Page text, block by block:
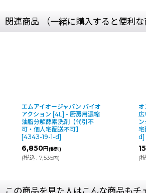
関連商品 （一緒に購入すると便利
エムアイオージャパン バイオ
アクション [4L] - 厨房用濃縮
油脂分解酵素洗剤【代引不
可・個人宅配送不可】
[4343-19-1-d]
6,850円(税別)
(税込: 7,535円)
オ
宅
d]
(
この商品を見た人はこんな商品もチ